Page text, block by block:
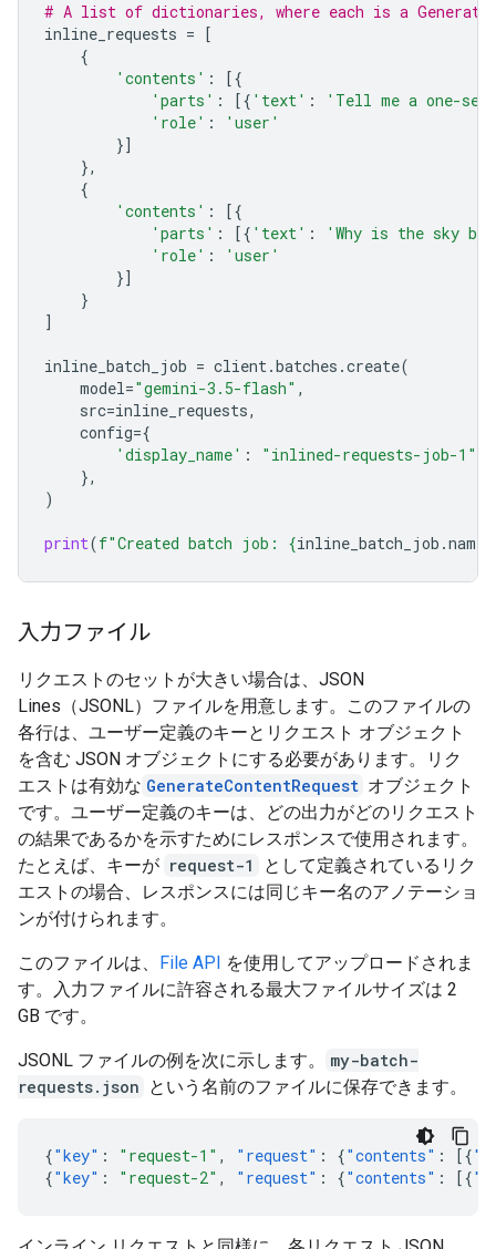
# A list of dictionaries, where each is a
inline_requests = [
{
'contents' :
[{
'parts' : [{ 'text' :
'Tell me a one-
'role' :
'user'
}]
},
{
'contents' :
[{
'parts' : [{ 'text' :
'Why is the sky
'role' :
'user'
}]
}
]
inline_batch_job = client.batches .create(
model="gemini-3.5-flash" ,
src=inline_requests,
config={
'display_name' : "inlined-requests-job-1"
},
)
print(f"Created batch job: {inline_batch_job .name
入力ファイル
リクエストのセットが大きい場合は、JSON
Lines（JSONL）ファイルを用意します。このファイルの
各行は、ユーザー定義のキーとリクエスト オブジェクト
を含む JSON オブジェクトにする必要があります。リク
エストは有効な GenerateContentRequest オブジェクト
です。ユーザー定義のキーは、どの出力がどのリクエスト
の結果であるかを示すためにレスポンスで使用されます。
たとえば、キーが request-1
として定義されているリク
エストの場合、レスポンスには同じキー名のアノテーショ
ンが付けられます。
このファイルは、 File API を使用してアップロードされま
す。入力ファイルに許容される最大ファイルサイズは 2
GB です。
JSONL ファイルの例を次に示します。
my-batch-
requests.json という名前のファイルに保存できます。
{"key" : "request-1" , "request" : {"contents" : [{
{"key" : "request-2" , "request" : {"contents" : [{